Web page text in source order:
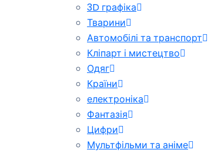
3D графіка
Тварини
Автомобілі та транспорт
Кліпарт і мистецтво
Одяг
Країни
електроніка
Фантазія
Цифри
Мультфільми та аніме